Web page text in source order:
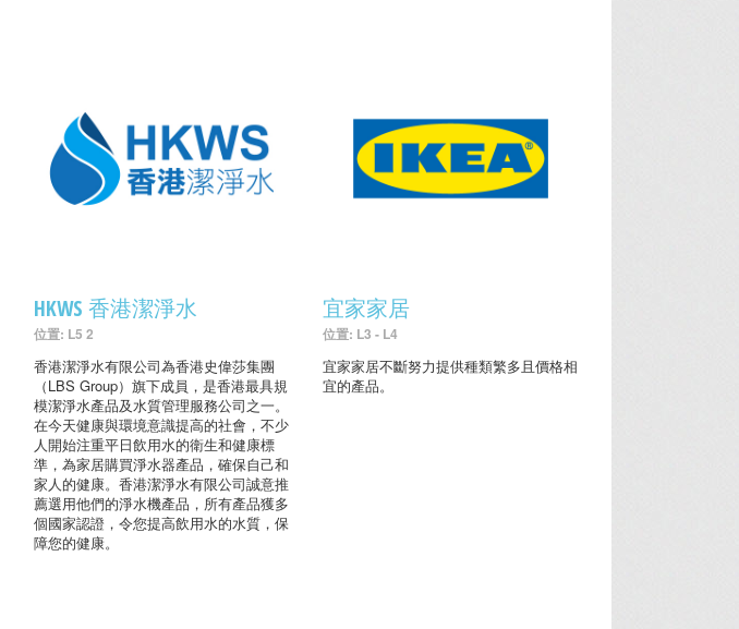
HKWS 香港潔淨水
位置: L5 2
香港潔淨水有限公司為香港史偉莎集團
（LBS Group）旗下成員，是香港最具規
模潔淨水產品及水質管理服務公司之一。
在今天健康與環境意識提高的社會，不少
人開始注重平日飲用水的衛生和健康標
準，為家居購買淨水器產品，確保自己和
家人的健康。香港潔淨水有限公司誠意推
薦選用他們的淨水機產品，所有產品獲多
個國家認證，令您提高飲用水的水質，保
障您的健康。
宜家家居
位置: L3 - L4
宜家家居不斷努力提供種類繁多且價格相
宜的產品。